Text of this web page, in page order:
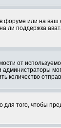
форуме или на ваш
ли поддержка
от
количество
того, чтобы